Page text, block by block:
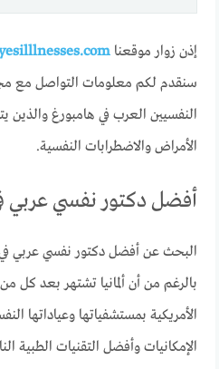
إذن زوار موقعنا
سنقدم لكم معلومات التواصل مع
النفسيين العرب في هامبورغ
الأمراض والاضطرابات النفسية.
أفضل دكتور نفسي عربي
البحث عن أفضل دكتور نفسي عربي
بالرغم من أن ألمانيا تشتهر بعد كل من
الأمريكية بمستشفياتها وعياداتها
الإمكانيات وأفضل التقنيات الطبية